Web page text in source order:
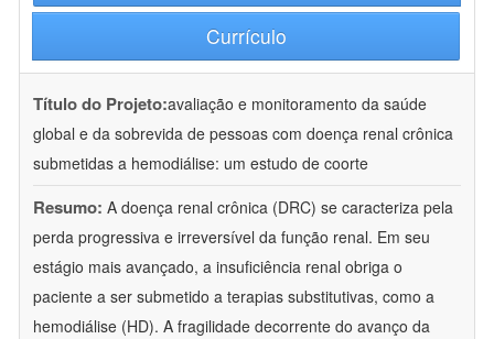
Currículo
Título do Projeto:avaliação e monitoramento da saúde
global e da sobrevida de pessoas com doença renal crônica
submetidas a hemodiálise: um estudo de coorte
Resumo: A doença renal crônica (DRC) se caracteriza pela
perda progressiva e irreversível da função renal. Em seu
estágio mais avançado, a insuficiência renal obriga o
paciente a ser submetido a terapias substitutivas, como a
hemodiálise (HD). A fragilidade decorrente do avanço da